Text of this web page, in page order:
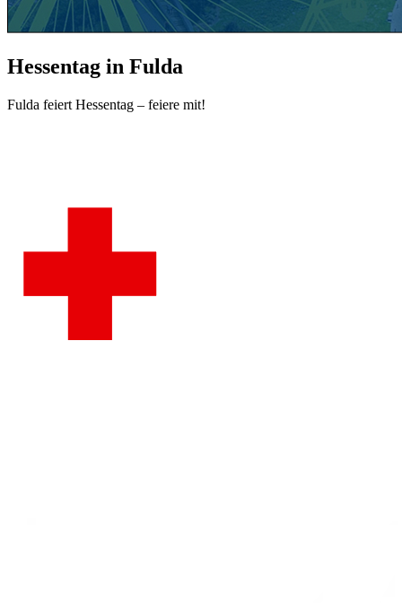
Hessentag in Fulda
Fulda feiert Hessentag – feiere mit!